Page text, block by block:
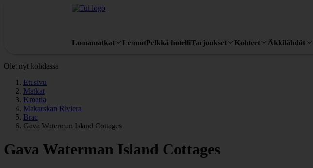
Lomamatkat LennotPelkkä hotelliTarjoukset Kohteet Äkkilähdöt
Olet nyt kohdassa
Etusivu
Matkat
Kroatia
Makarskan Riviera
Brac
Gava Waterman Island Cottages
Gava Waterman Island Cottages